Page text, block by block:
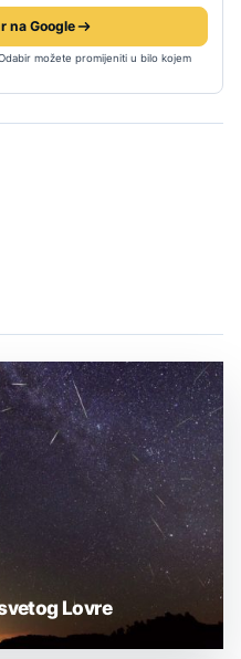
na Google
možete promijeniti u bilo kojem
Lovre